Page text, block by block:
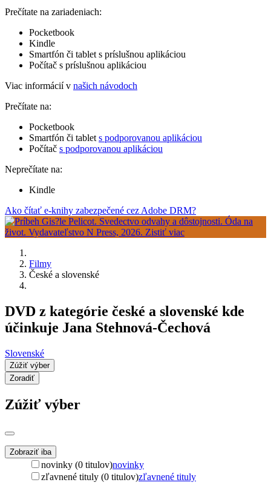
Prečítate na zariadeniach:
Pocketbook
Kindle
Smartfón či tablet s príslušnou aplikáciou
Počítač s príslušnou aplikáciou
Viac informácií v našich návodoch
Prečítate na:
Pocketbook
Smartfón či tablet s podporovanou aplikáciou
Počítač s podporovanou aplikáciou
Neprečítate na:
Kindle
Ako čítať e-knihy zabezpečené cez Adobe DRM?
Filmy
České a slovenské
DVD z kategórie české a slovenské kde
účinkuje Jana Stehnová-Čechová
Slovenské
Zúžiť výber
Zoradiť
Zúžiť výber
Zobraziť iba
novinky (0 titulov)novinky
zľavnené tituly (0 titulov)zľavnené tituly